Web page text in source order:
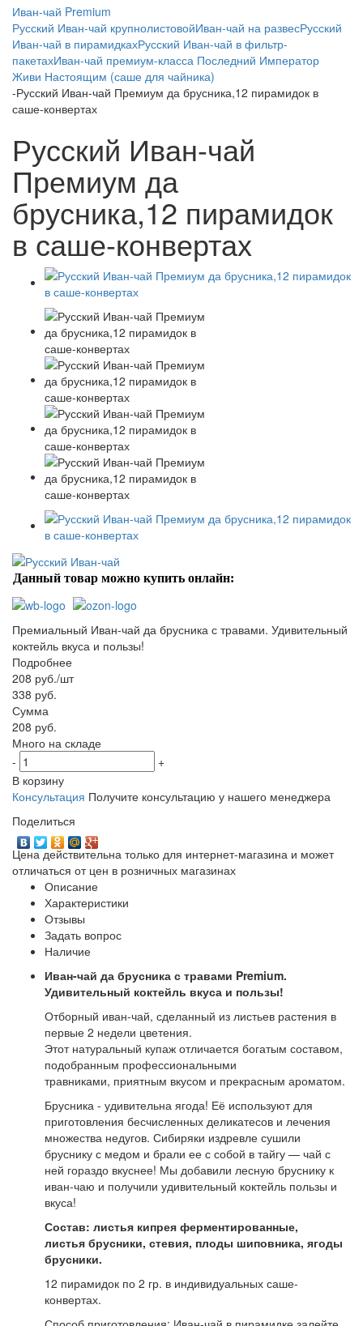
Иван-чай Premium
Русский Иван-чай крупнолистовойИван-чай на развесРусский
Иван-чай в пирамидкахРусский Иван-чай в фильтр-
пакетахИван-чай премиум-класса Последний Император
Живи Настоящим (саше для чайника)
-Русский Иван-чай Премиум да брусника,12 пирамидок в
саше-конвертах
Русский Иван-чай
Премиум да
брусника,12 пирамидок
в саше-конвертах
Данный товар можно купить онлайн:
Премиальный Иван-чай да брусника с травами. Удивительный
коктейль вкуса и пользы!
Подробнее
208 руб./шт
338 руб.
Сумма
208 руб.
Много на складе
-
+
В корзину
Консультация Получите консультацию у нашего менеджера
Поделиться
Цена действительна только для интернет-магазина и может
отличаться от цен в розничных магазинах
Описание
Характеристики
Отзывы
Задать вопрос
Наличие
Иван-чай да брусника с травами Premium.
Удивительный коктейль вкуса и пользы!
Отборный иван-чай, сделанный из листьев растения в
первые 2 недели цветения.
Этот натуральный купаж отличается богатым составом,
подобранным профессиональными
травниками, приятным вкусом и прекрасным ароматом.
Брусника - удивительна ягода! Её используют для
приготовления бесчисленных деликатесов и лечения
множества недугов. Сибиряки издревле сушили
бруснику с медом и брали ее с собой в тайгу — чай с
ней гораздо вкуснее! Мы добавили лесную бруснику к
иван-чаю и получили удивительный коктейль пользы и
вкуса!
Состав: листья кипрея ферментированные,
листья брусники, стевия, плоды шиповника, ягоды
брусники.
12 пирамидок по 2 гр. в индивидуальных саше-
конвертах.